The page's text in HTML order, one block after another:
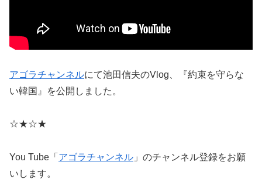
アゴラチャンネルにて池田信夫のVlog、『約束を守らな
い韓国』を公開しました。
☆★☆★
You Tube「 アゴラチャンネル 」のチャンネル登録をお願
いします。